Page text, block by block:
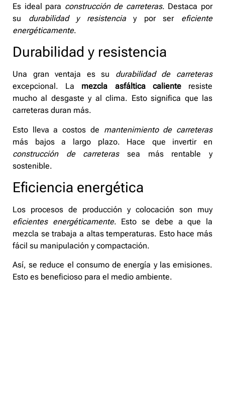
Es ideal para construcción de carreteras. Destaca por
su durabilidad y resistenciay por ser eficiente
energéticamente.
Durabilidad y resistencia
Una gran ventaja es su durabilidad de carreteras
excepcional. La mezcla asfáltica calienteresiste
mucho al desgaste y al clima. Esto significa que las
carreteras duran más.
Esto lleva a costos de mantenimiento de carreteras
más bajos a largo plazo. Hace que invertir en
construcción de carreterassea más rentable y
sostenible.
Eficiencia energética
Los procesos de producción y colocación son muy
eficientes energéticamente. Esto se debe a que la
mezcla se trabaja a altas temperaturas. Esto hace más
fácil su manipulación y compactación.
Así, se reduce el consumo de energía y las emisiones.
Esto es beneficioso para el medio ambiente.